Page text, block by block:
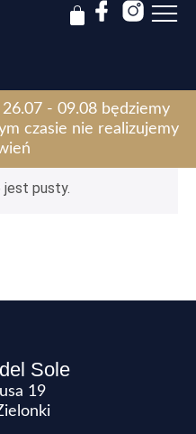
- 09.08 będziemy
czasie nie realizujemy
jest pusty.
Sole
19